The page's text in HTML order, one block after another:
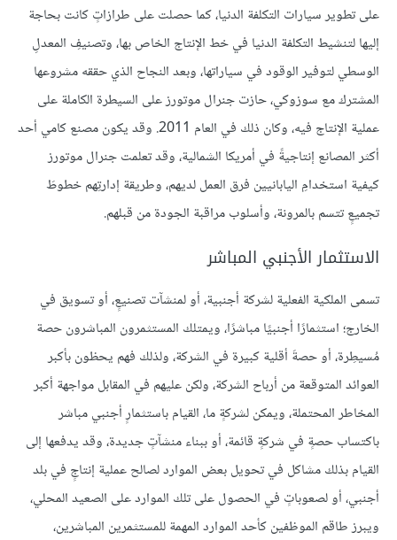
على تطوير سيارات التكلفة الدنيا، كما حصلت على طرازاتٍ كانت بحاجة
إليها لتنشيط التكلفة الدنيا في خط الإنتاج الخاص بها، وتصنيفِ المعدلِ
الوسطي لتوفير الوقود في سياراتها، وبعد النجاح الذي حققه مشروعها
المشترك مع سوزوكي، حازت جنرال موتورز على السيطرة الكاملة على
عملية الإنتاج فيه، وكان ذلك في العام 2011. وقد يكون مصنع كامي أحد
أكثر المصانع إنتاجيةً في أمريكا الشمالية، وقد تعلمت جنرال موتورز
كيفية استخدامِ اليابانيين فرق العمل لديهم، وطريقة إدارتِهم خطوطَ
تجميعٍ تتسم بالمرونة، وأسلوب مراقبة الجودة من قبلهم.
الاستثمار الأجنبي المباشر
تسمى الملكية الفعلية لشركة أجنبية، أو لمنشآت تصنيعٍ، أو تسويق في
الخارج؛ استثمارًا أجنبيًا مباشرًا، ويمتلك المستثمرون المباشرون حصة
مُسيطِرة، أو حصةَ أقلية كبيرة في الشركة، ولذلك فهم يحظون بأكبر
العوائد المتوقعة من أرباح الشركة، ولكن عليهم في المقابل مواجهة أكبر
المخاطر المحتملة، ويمكن لشركةٍ ما، القيام باستثمارٍ أجنبي مباشر
باكتساب حصةٍ في شركةٍ قائمة، أو ببناء منشآتٍ جديدة، وقد يدفعها إلى
القيام بذلك مشاكل في تحويل بعض الموارد لصالح عملية إنتاجٍ في بلد
أجنبي، أو لصعوباتٍ في الحصول على تلك الموارد على الصعيد المحلي،
ويبرز طاقم الموظفين كأحد الموارد المهمة للمستثمرين المباشرين،